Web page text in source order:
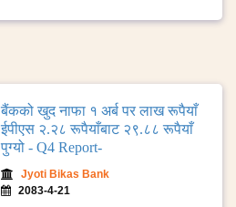
बैंकको खुद नाफा १ अर्ब पर लाख रूपैयाँ
ईपीएस २.२८ रूपैयाँबाट २९.८८ रूपैयाँ
पुग्यो - Q4 Report-
Jyoti Bikas Bank
2083-4-21